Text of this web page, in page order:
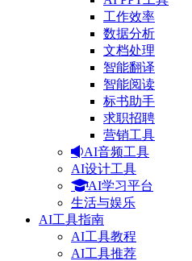
工作效率
数据分析
文档处理
智能翻译
智能阅读
标书助手
求职招聘
营销工具
AI音频工具
AI设计工具
AI学习平台
生活与娱乐
AI工具指南
AI工具教程
AI工具推荐